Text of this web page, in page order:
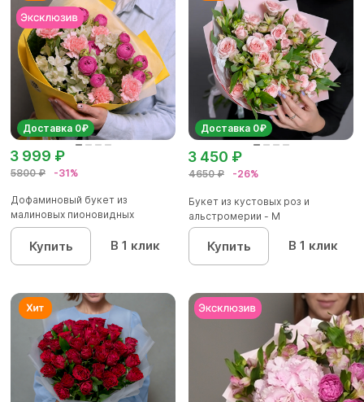
Доставка 0₽
5800 ₽ -31%
3 999 ₽
Дофаминовый букет из
малиновых пионовидных
кустовых роз...
Купить В 1 клик
Доставка 0₽
4650 ₽ -26%
3 450 ₽
Букет из кустовых роз и
альстромерии - М
Купить В 1 клик